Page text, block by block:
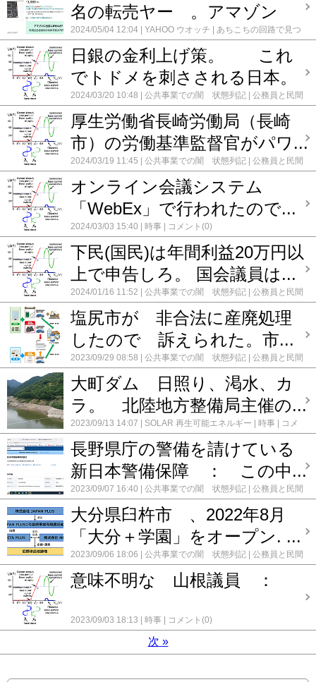
名の転売ヤー 。アマゾン
2024/05/04 12:04 YAHOO ウオッチ
あちこちの回路で見つ
けた疑念
時事 転売ヤー。 落札代行業。 コメント(0)
日銀の金利上げ策。 これ
でトドメを刺さされる日本。
2024/03/20 10:48 公共事業での闇 状態列記
公務員と民間
の癒着
時事 コメント(0)
厚生労働省長崎労働局（長崎
市）の労働基準監督官がパワ...
2024/03/19 11:45 公共事業での闇 状態列記
公務員と民間
の癒着
時事 法人塩尻市が不法埋設して 提訴された
飯山
ホテル 補助金
コメント(0)
オンライン会議システム
「WebEx」で行われたので...
2024/03/03 15:40 時事 コメント(0)
下民(国民)は年間利益20万円以
上で申告しろ。 国会議員は...
2024/01/16 11:52 公共事業での闇 状態列記
公務員と民間
の癒着
時事 法人塩尻市が不法埋設して 提訴された
コメ
ント(0)
塩尻市が 非合法に産廃処理
したので 訴えられた。市...
2023/09/29 08:58 公共事業での闇 状態列記
公務員と民間
の癒着
時事 法人塩尻市が不法埋設して 提訴された
コメ
ント(0)
大町ダム 日照り、渇水、カ
ラ。 北陸地方整備局主催の...
2023/09/13 14:07 SOLAR 再生可能エネルギー 時事
コメ
ント(0)
長野県庁の警備を請けている
新日本警備保障 ： この中...
2023/09/07 16:40 公共事業での闇 状態列記
公務員と民間
の癒着
時事 コメント(0)
大分県臼杵市 、2022年8月
「大分＋学園」をオープン. ...
2023/09/06 18:06 公共事業での闇 状態列記
公務員と民間
の癒着
時事 コメント(0)
意味不明な 山根議員 ：
2023/09/03 18:13 時事 コメント(0)
次 »